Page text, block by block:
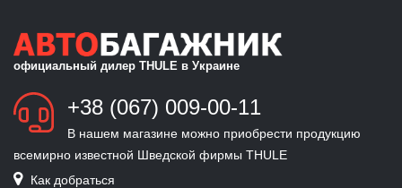
официальный дилер THULE в Украине
+38 (067) 009-00-11
В нашем магазине можно приобрести продукцию
всемирно известной Шведской фирмы THULE
Как добраться